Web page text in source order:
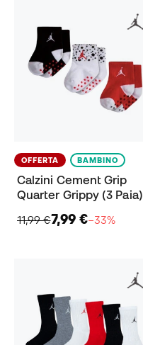
OFFERTA BAMBINO
Calzini Cement Grip
Quarter Grippy (3 Paia)
11,99 €7,99 €−33%